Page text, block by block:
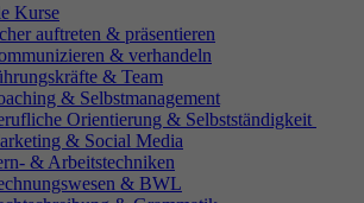
Kurse
auftreten & präsentieren
& verhandeln
& Team
& Selbstmanagement
Orientierung & Selbstständigkeit
& Social Media
& Arbeitstechniken
& BWL